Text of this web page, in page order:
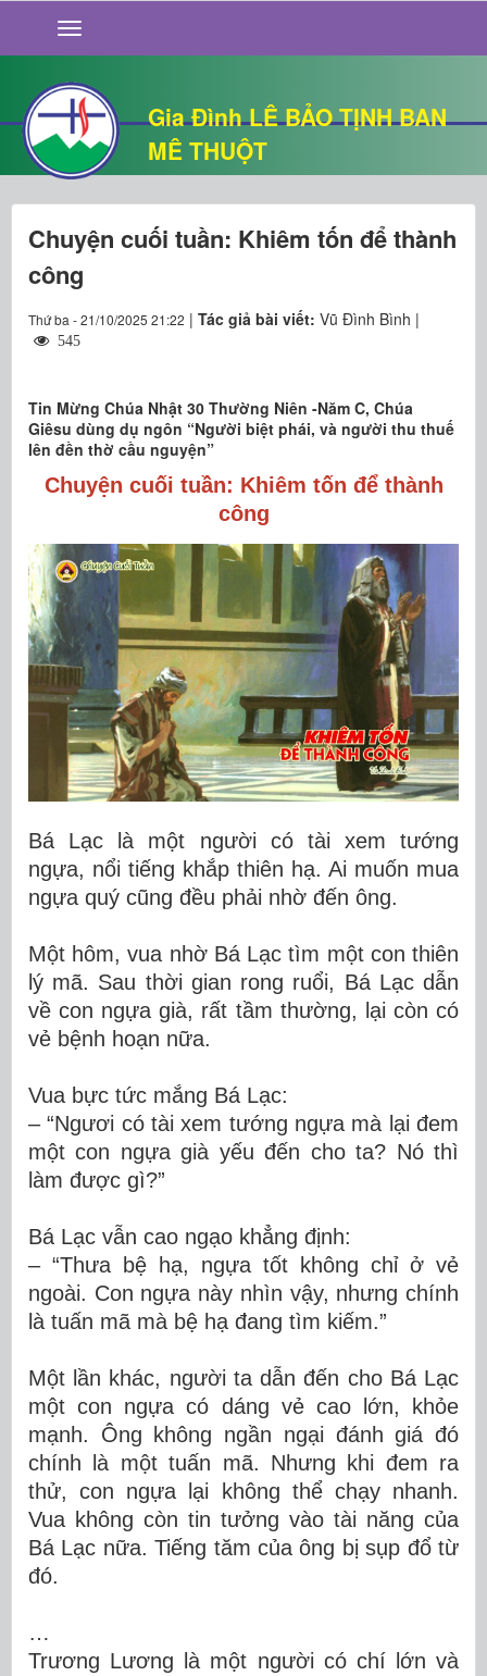
Gia Đình LÊ BẢO TỊNH BAN
MÊ THUỘT
GIỚI THIỆU
TIN TỨC
SỐNG ĐẠO
CHUYỆN NHÀ
QUÁN VĂN
THƯ GIÃN
Chuyện cuối tuần: Khiêm tốn để thành
công
Thứ ba - 21/10/2025 21:22 | Tác giả bài viết: Vũ Đình Bình |
545
Tin Mừng Chúa Nhật 30 Thường Niên -Năm C, Chúa
Giêsu dùng dụ ngôn “Người biệt phái, và người thu thuế
lên đền thờ cầu nguyện”
Chuyện cuối tuần: Khiêm tốn để thành
công
Bá Lạc là một người có tài xem tướng
ngựa, nổi tiếng khắp thiên hạ. Ai muốn mua
ngựa quý cũng đều phải nhờ đến ông.
Một hôm, vua nhờ Bá Lạc tìm một con thiên
lý mã. Sau thời gian rong ruổi, Bá Lạc dẫn
về con ngựa già, rất tầm thường, lại còn có
vẻ bệnh hoạn nữa.
Vua bực tức mắng Bá Lạc:
– “Ngươi có tài xem tướng ngựa mà lại đem
một con ngựa già yếu đến cho ta? Nó thì
làm được gì?”
Bá Lạc vẫn cao ngạo khẳng định:
– “Thưa bệ hạ, ngựa tốt không chỉ ở vẻ
ngoài. Con ngựa này nhìn vậy, nhưng chính
là tuấn mã mà bệ hạ đang tìm kiếm.”
Một lần khác, người ta dẫn đến cho Bá Lạc
một con ngựa có dáng vẻ cao lớn, khỏe
mạnh. Ông không ngần ngại đánh giá đó
chính là một tuấn mã. Nhưng khi đem ra
thử, con ngựa lại không thể chạy nhanh.
Vua không còn tin tưởng vào tài năng của
Bá Lạc nữa. Tiếng tăm của ông bị sụp đổ từ
đó.
…
Trương Lương là một người có chí lớn và